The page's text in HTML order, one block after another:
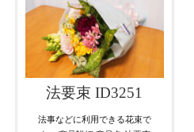
法要束 ID3251
法事などに利用できる花束で